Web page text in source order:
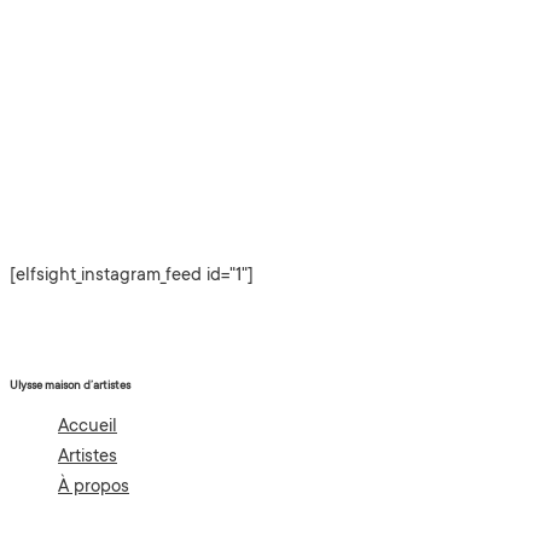
[elfsight_instagram_feed id="1"]
Ulysse maison d’artistes
Accueil
Artistes
À propos